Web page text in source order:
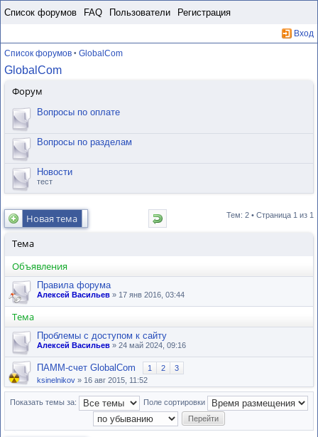
Список форумов FAQ Пользователи Регистрация
Вход
Список форумов • GlobalCom
GlobalCom
Форум
Вопросы по оплате
Вопросы по разделам
Новости
тест
Новая тема Тем: 2 • Страница 1 из 1
Тема
Объявления
Правила форума
Алексей Васильев » 17 янв 2016, 03:44
Тема
Проблемы с доступом к сайту
Алексей Васильев » 24 май 2024, 09:16
ПАММ-счет GlobalCom 1 2
3
ksinelnikov » 16 авг 2015, 11:52
Показать темы за: Поле сортировки